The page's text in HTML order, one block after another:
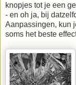
knopjes tot je een
- en oh ja, bij
Aanpassingen, kun
soms het beste